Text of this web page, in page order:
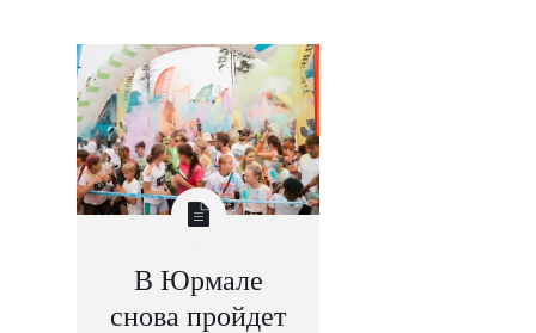
В Юрмале
снова пройдет